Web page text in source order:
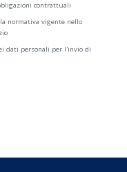
contrattuali
normativa vigente nello
dati personali per l'invio di